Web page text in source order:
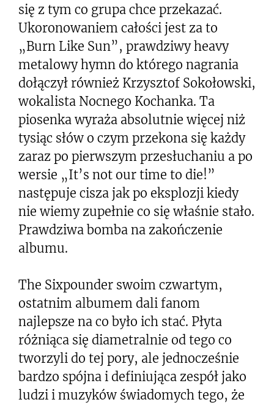
się z tym co grupa chce przekazać.
Ukoronowaniem całości jest za to
„Burn Like Sun”, prawdziwy heavy
metalowy hymn do którego nagrania
dołączył również Krzysztof Sokołowski,
wokalista Nocnego Kochanka. Ta
piosenka wyraża absolutnie więcej niż
tysiąc słów o czym przekona się każdy
zaraz po pierwszym przesłuchaniu a po
wersie „It’s not our time to die!”
następuje cisza jak po eksplozji kiedy
nie wiemy zupełnie co się właśnie stało.
Prawdziwa bomba na zakończenie
albumu.
The Sixpounder swoim czwartym,
ostatnim albumem dali fanom
najlepsze na co było ich stać. Płyta
różniąca się diametralnie od tego co
tworzyli do tej pory, ale jednocześnie
bardzo spójna i definiująca zespół jako
ludzi i muzyków świadomych tego, że